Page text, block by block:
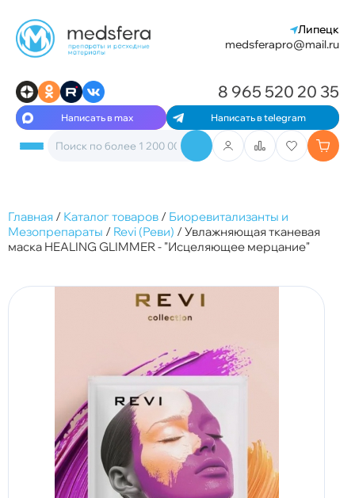
Липецк
medsferapro@mail.ru
Написать в max Написать в telegram
8 965 520 20 35
Главная / Каталог товаров / Биоревитализанты и
Мезопрепараты / Revi (Реви) /Увлажняющая тканевая
маска HEALING GLIMMER - "Исцеляющее мерцание"